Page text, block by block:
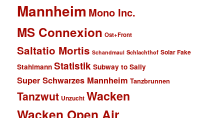
Mannheim Mono Inc.
MS Connexion Ost+Front
Saltatio Mortis Schandmaul Schlachthof Solar Fake
Stahlmann Statistik Subway to Sally
Super Schwarzes Mannheim Tanzbrunnen
Tanzwut Unzucht Wacken